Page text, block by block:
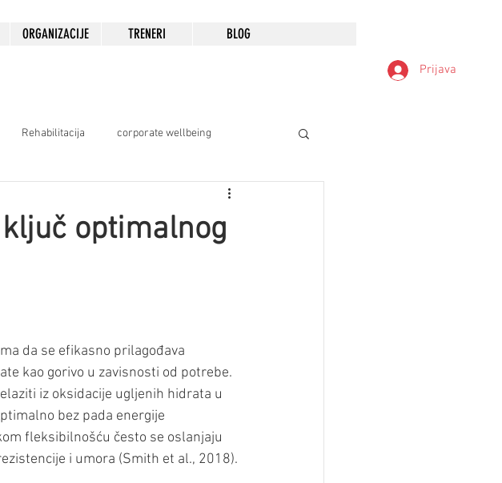
ORGANIZACIJE TRENERI BLOG
Prijava
Rehabilitacija corporate wellbeing
optimalnog
da se efikasno prilagođava
kao gorivo u zavisnosti od potrebe.
iz oksidacije ugljenih hidrata u
bez pada energije
fleksibilnošću često se oslanjaju
i umora (Smith et al., 2018).